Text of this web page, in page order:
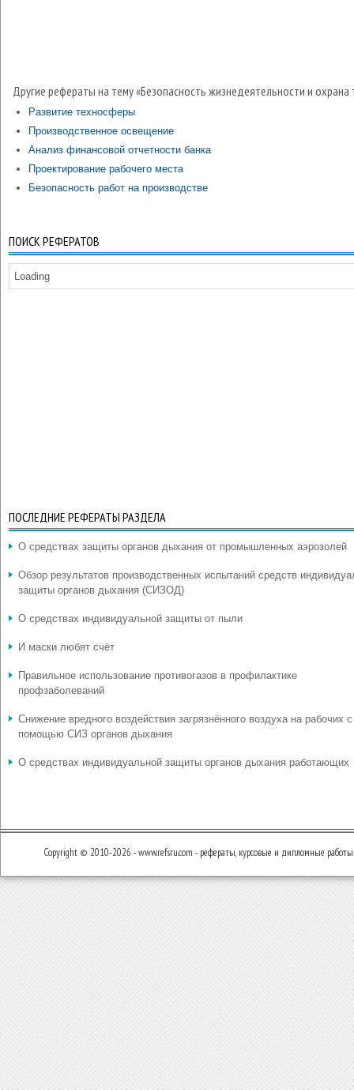
Другие рефераты на тему «Безопасность жизнедеятельности и охрана
Развитие техносферы
Производственное освещение
Анализ финансовой отчетности банка
Проектирование рабочего места
Безопасность работ на производстве
ПОИСК РЕФЕРАТОВ
Loading
ПОСЛЕДНИЕ РЕФЕРАТЫ РАЗДЕЛА
О средствах защиты органов дыхания от промышленных аэрозолей
Обзор результатов производственных испытаний средств
защиты органов дыхания (СИЗОД)
О средствах индивидуальной защиты от пыли
И маски любят счёт
Правильное использование противогазов в профилактике
профзаболеваний
Снижение вредного воздействия загрязнённого воздуха на рабочих с
помощью СИЗ органов дыхания
О средствах индивидуальной защиты органов дыхания работающих
Copyright © 2010-2026 - www.refsru.com - рефераты, курсовые и дипломные работы